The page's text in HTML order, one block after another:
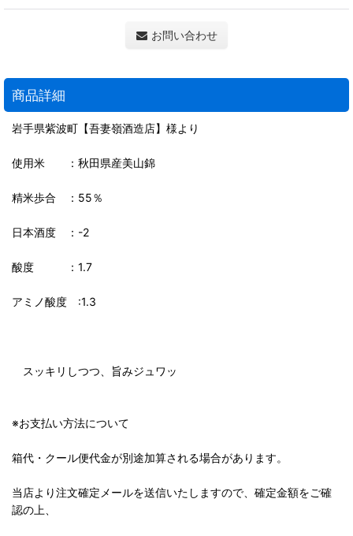
お問い合わせ
商品詳細
岩手県紫波町【吾妻嶺酒造店】様より
使用米 ：秋田県産美山錦
精米歩合 ：55％
日本酒度 ：-2
酸度 ：1.7
アミノ酸度 :1.3
スッキリしつつ、旨みジュワッ
※お支払い方法について
箱代・クール便代金が別途加算される場合があります。
当店より注文確定メールを送信いたしますので、確定金額をご確
認の上、